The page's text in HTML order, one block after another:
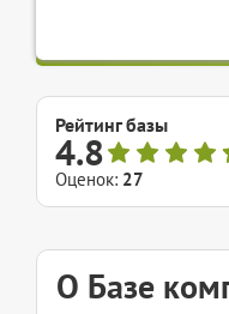
Рейтинг базы
4.8
Оценок: 27
О Базе